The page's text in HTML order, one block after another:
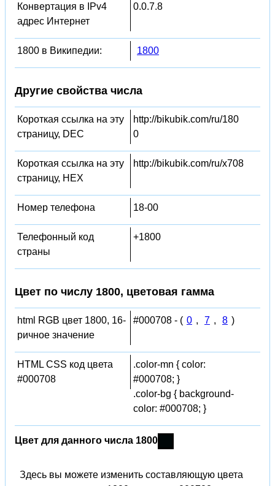
Конвертация в IPv4
адрес Интернет
0.0.7.8
1800 в Википедии: 1800
Другие свойства числа
Короткая ссылка на эту
страницу, DEC
http://bikubik.com/ru/180
0
Короткая ссылка на эту
страницу, HEX
http://bikubik.com/ru/x708
Номер телефона 18-00
Телефонный код
страны
+1800
Цвет по числу 1800, цветовая гамма
html RGB цвет 1800, 16-
ричное значение
#000708 - ( 0 , 7 , 8 )
HTML CSS код цвета
#000708
.color-mn { color:
#000708; }
.color-bg { background-
color: #000708; }
Цвет для данного числа 1800
Здесь вы можете изменить составляющую цвета